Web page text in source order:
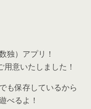
独）アプリ！
意いたしました！
も保存しているから
べるよ！